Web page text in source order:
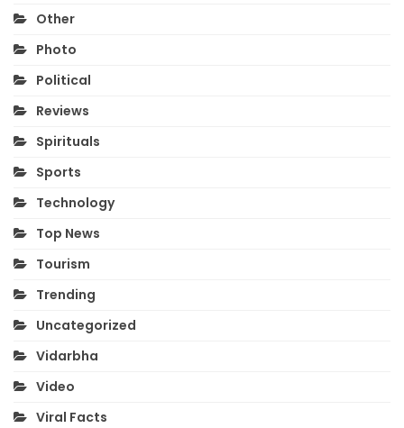
Other
Photo
Political
Reviews
Spirituals
Sports
Technology
Top News
Tourism
Trending
Uncategorized
Vidarbha
Video
Viral Facts